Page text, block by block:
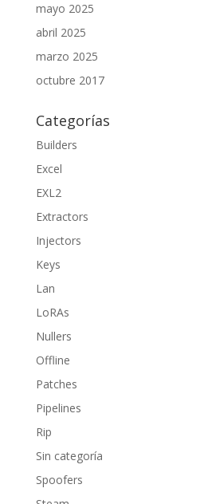
mayo 2025
abril 2025
marzo 2025
octubre 2017
Categorías
Builders
Excel
EXL2
Extractors
Injectors
Keys
Lan
LoRAs
Nullers
Offline
Patches
Pipelines
Rip
Sin categoría
Spoofers